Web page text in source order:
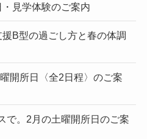
・見学体験のご案内
B型の過ごし方と春の体調
開所日〈全2日程〉のご案
で。2月の土曜開所日のご案